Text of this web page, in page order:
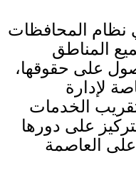
نظام المحافظات
المناطق
على حقوقها،
لإدارة
الخدمات
على دورها
العاصمة